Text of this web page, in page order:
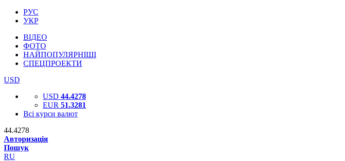
РУС
УКР
ВІДЕО
ФОТО
НАЙПОПУЛЯРНІШІ
СПЕЦПРОЕКТИ
USD
USD 44.4278
EUR 51.3281
Всі курси валют
44.4278
Авторизація
Пошук
RU